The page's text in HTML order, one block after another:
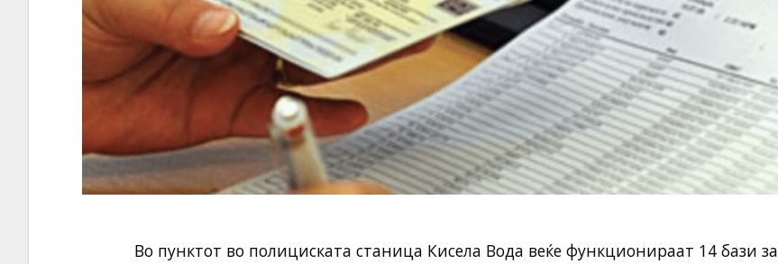
Во пунктот во полициската станица Кисела Вода веќе функционираат 14 бази за